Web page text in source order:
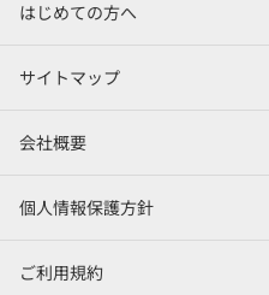
はじめての方へ
サイトマップ
会社概要
個人情報保護方針
ご利用規約